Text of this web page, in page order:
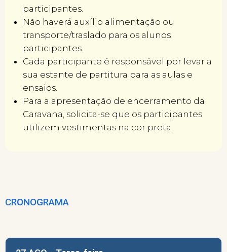
participantes.
Não haverá auxílio alimentação ou
transporte/traslado para os alunos
participantes.
Cada participante é responsável por levar a
sua estante de partitura para as aulas e
ensaios.
Para a apresentação de encerramento da
Caravana, solicita-se que os participantes
utilizem vestimentas na cor preta.
CRONOGRAMA